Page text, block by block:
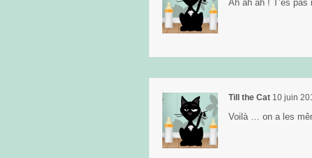
Ah ah ah ! T’es
Till the Cat 10 juin
Voilà … on a les